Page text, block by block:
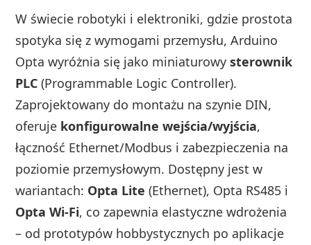
W świecie robotyki i elektroniki, gdzie prostota
spotyka się z wymogami przemysłu, Arduino
Opta wyróżnia się jako miniaturowysterownik
PLC (Programmable Logic Controller).
Zaprojektowany do montażu na szynie DIN,
oferuje konfigurowalne wejścia/wyjścia,
łączność Ethernet/Modbus i zabezpieczenia na
poziomie przemysłowym. Dostępny jest w
wariantach: Opta Lite (Ethernet), Opta RS485 i
Opta Wi‑Fi, co zapewnia elastyczne wdrożenia
– od prototypów hobbystycznych po aplikacje